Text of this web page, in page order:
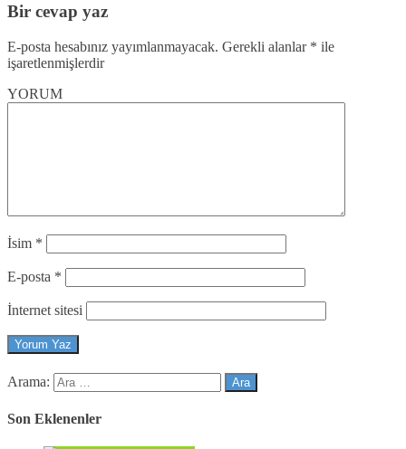
Bir cevap yaz
E-posta hesabınız yayımlanmayacak. Gerekli alanlar * ile
işaretlenmişlerdir
YORUM
İsim *
E-posta *
İnternet sitesi
Arama:
Son Eklenenler